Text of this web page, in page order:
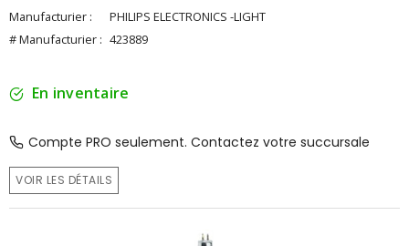
Manufacturier :
PHILIPS ELECTRONICS -LIGHT
# Manufacturier : 423889
En inventaire
Compte PRO seulement. Contactez votre succursale
VOIR LES DÉTAILS